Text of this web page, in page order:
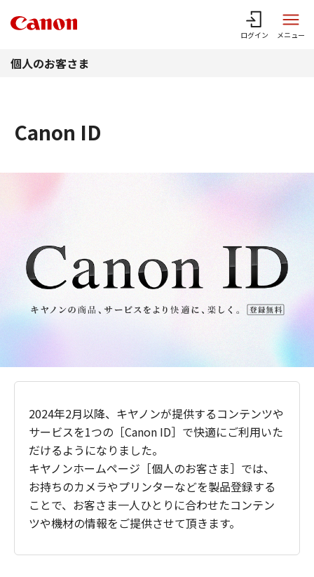
ログイン メニュー
個人のお客さま
Canon ID
2024年2月以降、キヤノンが提供するコンテンツや
サービスを1つの［Canon ID］で快適にご利用いた
だけるようになりました。
キヤノンホームページ［個人のお客さま］では、
お持ちのカメラやプリンターなどを製品登録する
ことで、お客さま一人ひとりに合わせたコンテン
ツや機材の情報をご提供させて頂きます。